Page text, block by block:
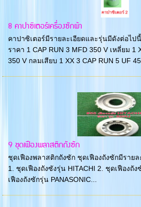
8 คาปาซิเตอร์เครื่องซักผ้า
คาปาซิเตอร์มีรายละเอียดและรุ่นมีดังต่อไป
ราคา 1 CAP RUN 3 MFD 350 V เหลี่ยม 1
350 V กลมเสียบ 1 XX 3 CAP RUN 5 UF
9 ชุดเฟืองพลาสติกถังซัก
ชุดเฟืองพลาสติกถังซัก ชุดเฟืองถังซักมีราย
1. ชุดเฟืองถังซังรุ่น HITACHI 2. ชุดเฟืองถั
เฟืองถังซักรุ่น PANASONIC...